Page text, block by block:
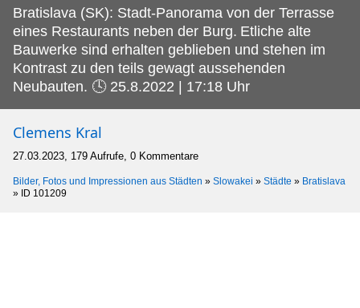
Bratislava (SK): Stadt-Panorama von der Terrasse
eines Restaurants neben der Burg. Etliche alte
Bauwerke sind erhalten geblieben und stehen im
Kontrast zu den teils gewagt aussehenden
Neubauten. 🕓 25.8.2022 | 17:18 Uhr
Clemens Kral
27.03.2023, 179 Aufrufe, 0 Kommentare
Bilder, Fotos und Impressionen aus Städten » Slowakei » Städte » Bratislava
» ID 101209